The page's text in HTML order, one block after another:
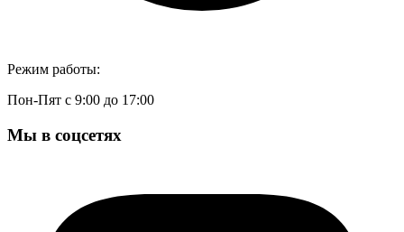
Режим работы:
Пон-Пят с 9:00 до 17:00
Мы в соцсетях